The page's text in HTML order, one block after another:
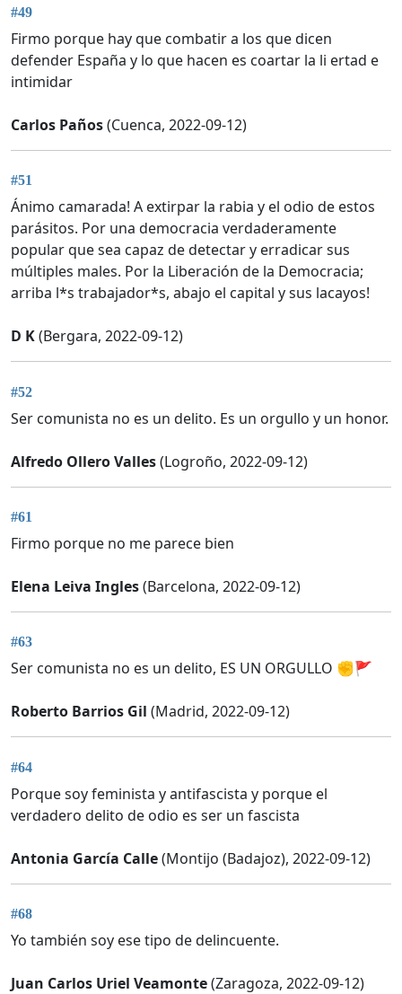
#49
Firmo porque hay que combatir a los que dicen
defender España y lo que hacen es coartar la li ertad e
intimidar
Carlos Paños(Cuenca, 2022-09-12)
#51
Ánimo camarada! A extirpar la rabia y el odio de estos
parásitos. Por una democracia verdaderamente
popular que sea capaz de detectar y erradicar sus
múltiples males. Por la Liberación de la Democracia;
arriba l*s trabajador*s, abajo el capital y sus lacayos!
D K(Bergara, 2022-09-12)
#52
Ser comunista no es un delito. Es un orgullo y un honor.
Alfredo Ollero Valles(Logroño, 2022-09-12)
#61
Firmo porque no me parece bien
Elena Leiva Ingles(Barcelona, 2022-09-12)
#63
Ser comunista no es un delito, ES UN ORGULLO ✊🚩
Roberto Barrios Gil (Madrid, 2022-09-12)
#64
Porque soy feminista y antifascista y porque el
verdadero delito de odio es ser un fascista
Antonia García Calle(Montijo (Badajoz), 2022-09-12)
#68
Yo también soy ese tipo de delincuente.
Juan Carlos Uriel Veamonte(Zaragoza, 2022-09-12)